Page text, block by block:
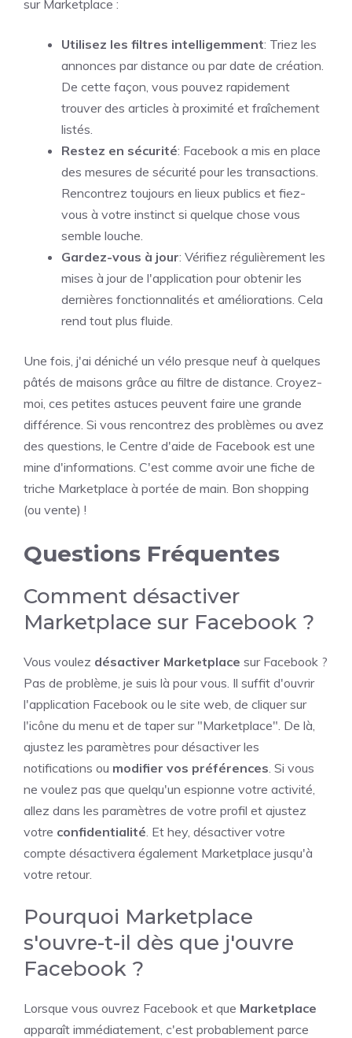
sur Marketplace :
Utilisez les filtres intelligemment: Triez les
annonces par distance ou par date de création.
De cette façon, vous pouvez rapidement
trouver des articles à proximité et fraîchement
listés.
Restez en sécurité: Facebook a mis en place
des mesures de sécurité pour les transactions.
Rencontrez toujours en lieux publics et fiez-
vous à votre instinct si quelque chose vous
semble louche.
Gardez-vous à jour: Vérifiez régulièrement les
mises à jour de l'application pour obtenir les
dernières fonctionnalités et améliorations. Cela
rend tout plus fluide.
Une fois, j'ai déniché un vélo presque neuf à quelques
pâtés de maisons grâce au filtre de distance. Croyez-
moi, ces petites astuces peuvent faire une grande
différence. Si vous rencontrez des problèmes ou avez
des questions, le Centre d'aide de Facebook est une
mine d'informations. C'est comme avoir une fiche de
triche Marketplace à portée de main. Bon shopping
(ou vente) !
Questions Fréquentes
Comment désactiver
Marketplace sur Facebook ?
Vous voulez désactiver Marketplace sur Facebook ?
Pas de problème, je suis là pour vous. Il suffit d'ouvrir
l'application Facebook ou le site web, de cliquer sur
l'icône du menu et de taper sur "Marketplace". De là,
ajustez les paramètres pour désactiver les
notifications ou modifier vos préférences . Si vous
ne voulez pas que quelqu'un espionne votre activité,
allez dans les paramètres de votre profil et ajustez
votre confidentialité . Et hey, désactiver votre
compte désactivera également Marketplace jusqu'à
votre retour.
Pourquoi Marketplace
s'ouvre-t-il dès que j'ouvre
Facebook ?
Lorsque vous ouvrez Facebook et que Marketplace
apparaît immédiatement, c'est probablement parce